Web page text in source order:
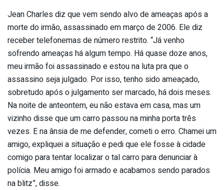
Jean Charles diz que vem sendo alvo de ameaças após a
morte do irmão, assassinado em março de 2006. Ele diz
receber telefonemas de número restrito. “Já venho
sofrendo ameaças há algum tempo. Há quase doze anos,
meu irmão foi assassinado e estou na luta pra que o
assassino seja julgado. Por isso, tenho sido ameaçado,
sobretudo após o julgamento ser marcado, há dois meses.
Na noite de anteontem, eu não estava em casa, mas um
vizinho disse que um carro passou na minha porta três
vezes. E na ânsia de me defender, cometi o erro. Chamei um
amigo, expliquei a situação e pedi que ele fosse à cidade
comigo para tentar localizar o tal carro para denunciar à
polícia. Meu amigo foi armado e acabamos sendo parados
na blitz”, disse.